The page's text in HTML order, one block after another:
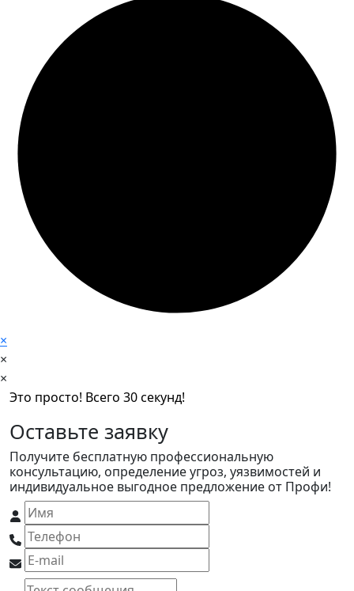
×
×
×
Это просто! Всего 30 секунд!
Оставьте заявку
Получите бесплатную профессиональную
консультацию, определение угроз, уязвимостей и
индивидуальное выгодное предложение от Профи!